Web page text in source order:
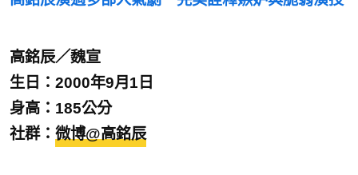
高銘辰／魏宣
生日：2000年9月1日
身高：185公分
社群： 微博@高銘辰